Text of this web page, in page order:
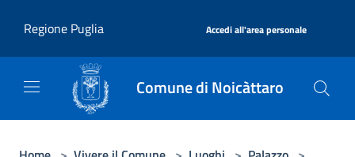
Regione Puglia
Accedi all'area personale
Comune di Noicàttaro